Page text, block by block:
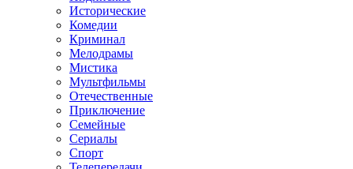
Исторические
Комедии
Криминал
Мелодрамы
Мистика
Мультфильмы
Отечественные
Приключение
Семейные
Сериалы
Спорт